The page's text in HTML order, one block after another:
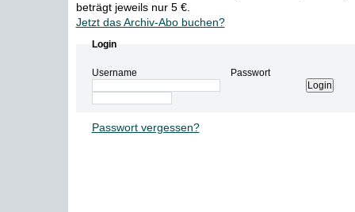
beträgt jeweils nur 5 €.
Jetzt das Archiv-Abo buchen?
Login
Username Passwort
Passwort vergessen?